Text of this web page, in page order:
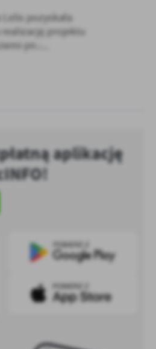
pozyskała
projektu
pn.:...
aplikację